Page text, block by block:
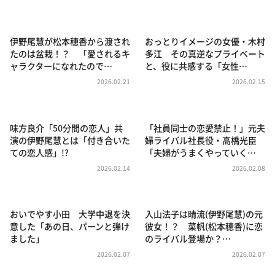
news おかえり
河合＆A.B.C-Z塚田×福井アナ「なんでやねん！？」
（news おかえり）
朝だ！生です旅サラダ
教えて！ニュースライブ 正義のミカタ
ポツンと一軒家
伊野尾慧が松本穂香から渡され
たのは盆栽！？ 「愛されるキ
ャラクターになれたので…
2026.02.21
おっとりイメージの女優・木村
多江 その真逆なプライベート
と、役に共感する「女性…
2026.02.15
味方良介「50分間の恋人」共
演の伊野尾慧とは「付き合いた
ての恋人感」!?
2026.02.14
「社員同士の恋愛禁止！」元夫
婦ライバル社長役・高橋光臣
「夫婦がうまくやっていく…
2026.02.08
おいでやす小田 大学中退を決
意した「あの日、パーンと弾け
ました」
2026.02.07
入山法子は晴流(伊野尾慧)の元
彼女！？ 菜帆(松本穂香)に恋
のライバル登場か？…
2026.02.07